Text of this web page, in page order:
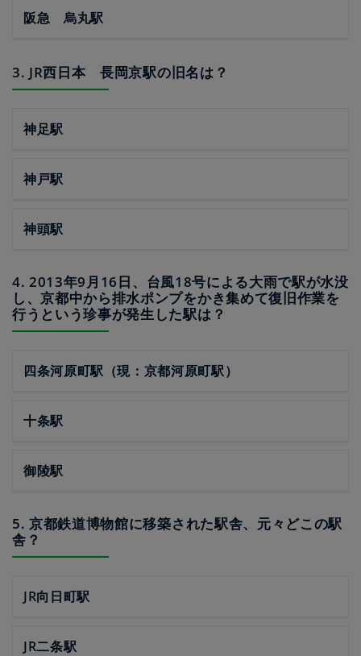
阪急 烏丸駅
3. JR西日本 長岡京駅の旧名は？
神足駅
神戸駅
神頭駅
4. 2013年9月16日、台風18号による大雨で駅が水没
し、京都中から排水ポンプをかき集めて復旧作業を
行うという珍事が発生した駅は？
四条河原町駅（現：京都河原町駅）
十条駅
御陵駅
5. 京都鉄道博物館に移築された駅舎、元々どこの駅
舎？
JR向日町駅
JR二条駅